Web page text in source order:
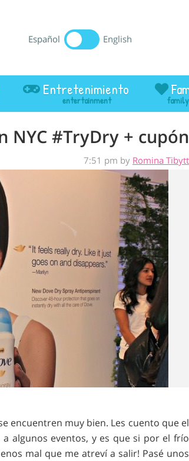
Español English
Entretenimiento
NYC #TryDry + cupón
7:51 pm by Romina Tibytt
encuentren muy bien. Les cuento que el
algunos eventos, y es que si por el frío
mal que me atreví a salir! Pasé unos